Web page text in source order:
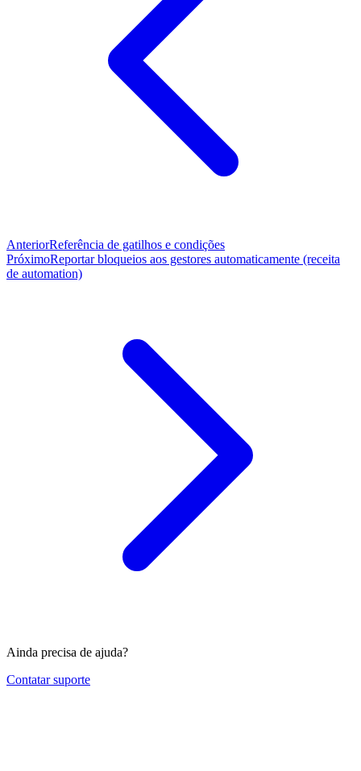
AnteriorReferência de gatilhos e condições
PróximoReportar bloqueios aos gestores automaticamente (receita
de automation)
Ainda precisa de ajuda?
Contatar suporte